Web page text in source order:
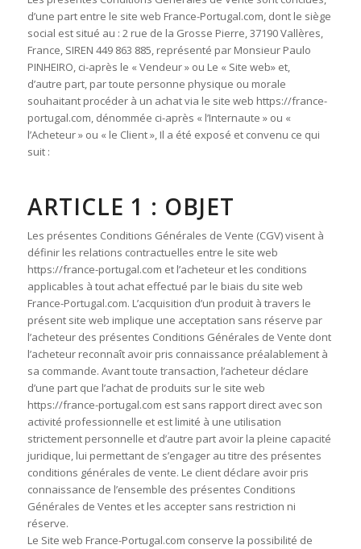
d’une part entre le site web France-Portugal.com, dont le siège
social est situé au : 2 rue de la Grosse Pierre, 37190 Vallères,
France, SIREN 449 863 885, représenté par Monsieur Paulo
PINHEIRO, ci-après le « Vendeur » ou Le « Site web» et,
d’autre part, par toute personne physique ou morale
souhaitant procéder à un achat via le site web https://france-
portugal.com, dénommée ci-après « l’Internaute » ou «
l’Acheteur » ou « le Client », Il a été exposé et convenu ce qui
suit :
ARTICLE 1 : OBJET
Les présentes Conditions Générales de Vente (CGV) visent à
définir les relations contractuelles entre le site web
https://france-portugal.com et l’acheteur et les conditions
applicables à tout achat effectué par le biais du site web
France-Portugal.com. L’acquisition d’un produit à travers le
présent site web implique une acceptation sans réserve par
l’acheteur des présentes Conditions Générales de Vente dont
l’acheteur reconnaît avoir pris connaissance préalablement à
sa commande. Avant toute transaction, l’acheteur déclare
d’une part que l’achat de produits sur le site web
https://france-portugal.com est sans rapport direct avec son
activité professionnelle et est limité à une utilisation
strictement personnelle et d’autre part avoir la pleine capacité
juridique, lui permettant de s’engager au titre des présentes
conditions générales de vente. Le client déclare avoir pris
connaissance de l’ensemble des présentes Conditions
Générales de Ventes et les accepter sans restriction ni
réserve.
Le Site web France-Portugal.com conserve la possibilité de